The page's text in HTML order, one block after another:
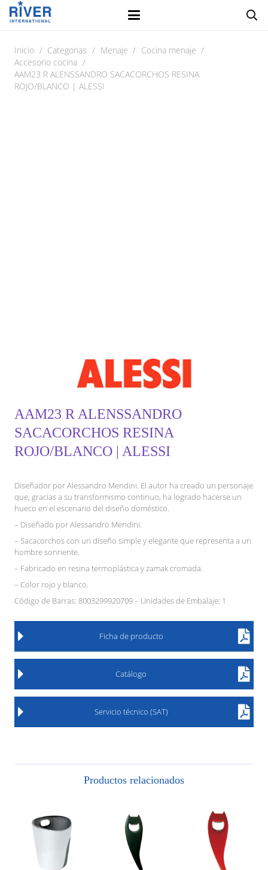
Inicio / Categorias / Menaje / Cocina menaje /
Accesorio cocina /
AAM23 R ALENSSANDRO SACACORCHOS RESINA
ROJO/BLANCO | ALESSI
AAM23 R ALENSSANDRO
SACACORCHOS RESINA
ROJO/BLANCO | ALESSI
Diseñador por Alessandro Mendini. El autor ha creado un personaje
que, gracias a su transformismo continuo, ha logrado hacerse un
hueco en el escenario del diseño doméstico.
– Diseñado por Alessandro Mendini.
– Sacacorchos con un diseño simple y elegante que representa a un
hombre sonriente.
– Fabricado en resina termoplástica y zamak cromada.
– Color rojo y blanco.
Código de Barras: 8003299920709 – Unidades de Embalaje: 1
Ficha de producto
Catálogo
Servicio técnico (SAT)
Productos relacionados